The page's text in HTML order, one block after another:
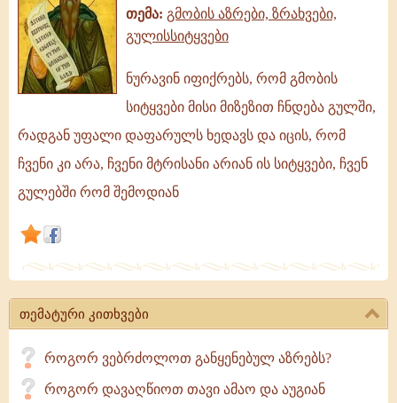
თემა: გმობის აზრები, ზრახვები,
გულისსიტყვები
ნურავინ
რომ
გმობის
სიტყვები
მისი
მიზეზით
ჩნდება
გულში,
რადგან
უფალი
დაფარულს
ხედავს
და
ნურავინ იფიქრებს, რომ გმობის
სიტყვები მისი მიზეზით ჩნდება გულში,
რადგან უფალი დაფარულს ხედავს და იცის, რომ
ჩვენი კი არა, ჩვენი მტრისანი არიან ის სიტყვები, ჩვენ
გულებში რომ შემოდიან
თემატური კითხვები
როგორ ვებრძოლოთ განყენებულ აზრებს?
როგორ დავაღწიოთ თავი ამაო და აუგიან